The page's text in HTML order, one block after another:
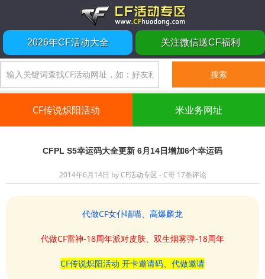
2026年CF活动大全 关注微信送CF福利
CF传说炽阳活动 米业务网址
CFPL S5幸运码大全更新 6月14日增加6个幸运码
2014年6月14日 byCF活动专区 - C哥 17条评论
代做CF女仆喵喵、高爆麟龙
代做CF雷神-18周年派对皮肤、双生烟雾弹-18周年
CF传说炽阳活动 开卡邀请码、代做邀请